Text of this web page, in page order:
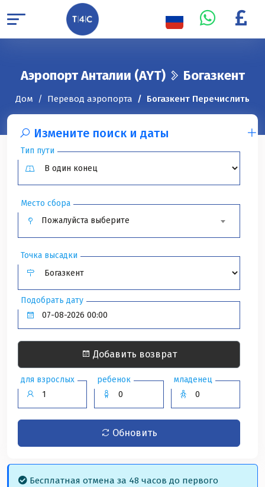
Аэропорт Анталии (AYT) Богазкент
Дом Перевод аэропорта Богазкент Перечислить
Измените поиск и даты
Тип пути
Место сбора
Пожалуйста выберите
Точка высадки
Подобрать дату
Добавить возврат
для взрослых ребенок младенец
Обновить
Бесплатная отмена за 48 часов до первого